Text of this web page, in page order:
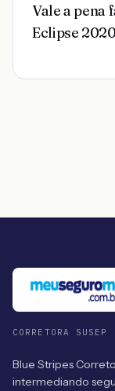
Vale a pena
Eclipse
CORRETORA
Blue Stripes
intermediando